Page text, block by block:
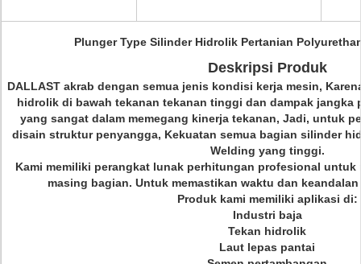
Plunger Type Silinder Hidrolik Pertanian
Deskripsi Produk
DALLAST akrab dengan semua jenis kondisi kerja mesin,
hidrolik di bawah tekanan tekanan tinggi dan dampak jangka
yang sangat dalam memegang kinerja tekanan, Jadi, untuk
disain struktur penyangga, Kekuatan semua bagian silinder
Welding yang tinggi.
Kami memiliki perangkat lunak perhitungan profesional untuk
masing bagian. Untuk memastikan waktu dan
Produk kami memiliki aplikasi di:
Industri baja
Tekan hidrolik
Laut lepas pantai